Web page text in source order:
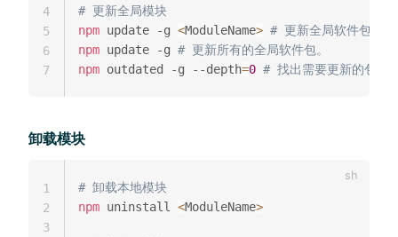
# 更新全局模块
npm update -g <ModuleName> # 更新全局软件包。
npm update -g # 更新所有的全局软件包。
npm outdated -g --depth=0 # 找出需要更新的包。
4
5
6
7
卸载模块
# 卸载本地模块
npm uninstall <ModuleName>
1
2
3